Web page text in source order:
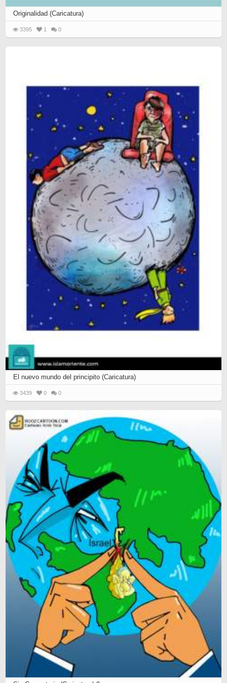
Originalidad (Caricatura)
3395 1 0
El nuevo mundo del principito (Caricatura)
3439 0 0